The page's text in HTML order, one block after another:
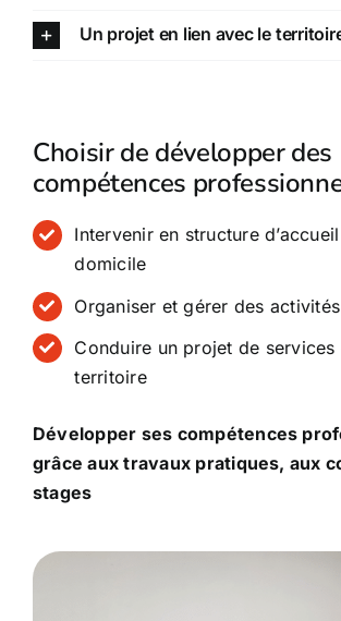
Un projet en lien avec le
Choisir de développer des
compétences
Intervenir en structure
domicile
Organiser et gérer des
Conduire un projet de services
territoire
Développer ses compétences
grâce aux travaux pratiques, aux
stages